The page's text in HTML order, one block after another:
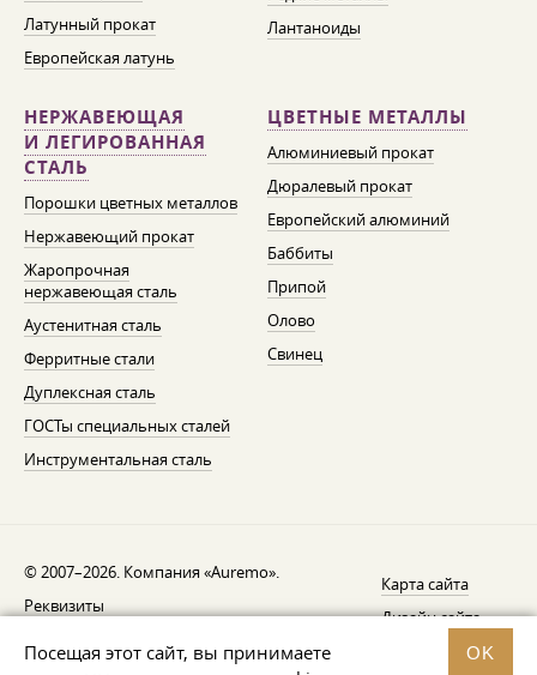
Посещая этот сайт, вы принимаете
OK
Латунный прокат
Европейская латунь
Лантаноиды
НЕРЖАВЕЮЩАЯ
И ЛЕГИРОВАННАЯ
СТАЛЬ
Порошки цветных металлов
Нержавеющий прокат
Жаропрочная
нержавеющая сталь
Аустенитная сталь
Ферритные стали
Дуплексная сталь
ГОСТы специальных сталей
Инструментальная сталь
ЦВЕТНЫЕ МЕТАЛЛЫ
Алюминиевый прокат
Дюралевый прокат
Европейский алюминий
Баббиты
Припой
Олово
Свинец
© 2007–2026. Компания «Auremo».
Реквизиты
Карта сайта
Дизайн сайта —